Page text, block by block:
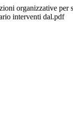
organizzative per
interventi dal.pdf